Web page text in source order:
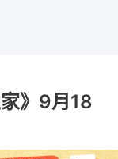
》9月18